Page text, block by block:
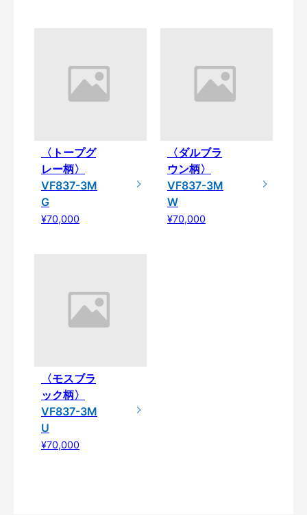
〈トープグ
レー柄〉
VF837-3M
G
¥70,000
〈ダルブラ
ウン柄〉
VF837-3M
W
¥70,000
〈モスブラ
ック柄〉
VF837-3M
U
¥70,000